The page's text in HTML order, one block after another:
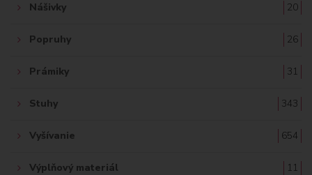
Nášivky 20
Popruhy 26
Prámiky 31
Stuhy 343
Vyšívanie 654
Výplňový materiál 11